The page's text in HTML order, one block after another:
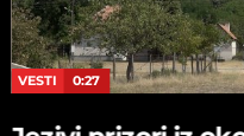
VESTI 0:27